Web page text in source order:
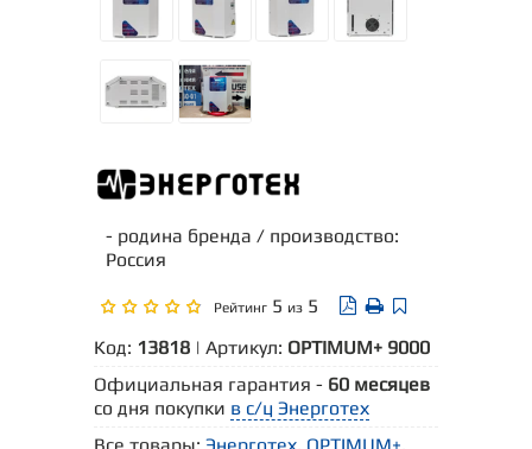
- родина бренда / производство:
Россия
Рейтинг 5 из 5
Код: 13818 | Артикул: OPTIMUM+ 9000
Официальная гарантия - 60 месяцев
со дня покупки в с/ц Энерготех